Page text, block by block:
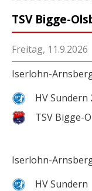
TSV Bigge-
Freitag, 11.9.2026
Iserlohn-
HV Sundern
TSV Bigge-
Iserlohn-
HV Sundern